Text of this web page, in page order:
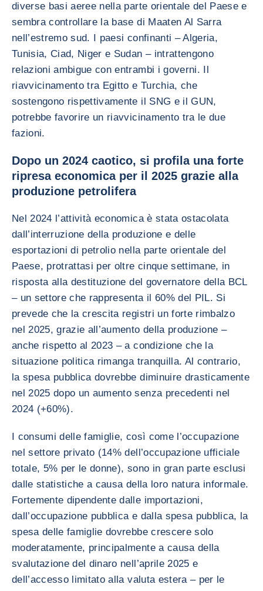
diverse basi aeree nella parte orientale del Paese e
sembra controllare la base di Maaten Al Sarra
nell’estremo sud. I paesi confinanti – Algeria,
Tunisia, Ciad, Niger e Sudan – intrattengono
relazioni ambigue con entrambi i governi. Il
riavvicinamento tra Egitto e Turchia, che
sostengono rispettivamente il SNG e il GUN,
potrebbe favorire un riavvicinamento tra le due
fazioni.
Dopo un 2024 caotico, si profila una forte
ripresa economica per il 2025 grazie alla
produzione petrolifera
Nel 2024 l’attività economica è stata ostacolata
dall’interruzione della produzione e delle
esportazioni di petrolio nella parte orientale del
Paese, protrattasi per oltre cinque settimane, in
risposta alla destituzione del governatore della BCL
– un settore che rappresenta il 60% del PIL. Si
prevede che la crescita registri un forte rimbalzo
nel 2025, grazie all’aumento della produzione –
anche rispetto al 2023 – a condizione che la
situazione politica rimanga tranquilla. Al contrario,
la spesa pubblica dovrebbe diminuire drasticamente
nel 2025 dopo un aumento senza precedenti nel
2024 (+60%).
I consumi delle famiglie, così come l’occupazione
nel settore privato (14% dell’occupazione ufficiale
totale, 5% per le donne), sono in gran parte esclusi
dalle statistiche a causa della loro natura informale.
Fortemente dipendente dalle importazioni,
dall’occupazione pubblica e dalla spesa pubblica, la
spesa delle famiglie dovrebbe crescere solo
moderatamente, principalmente a causa della
svalutazione del dinaro nell’aprile 2025 e
dell’accesso limitato alla valuta estera – per le